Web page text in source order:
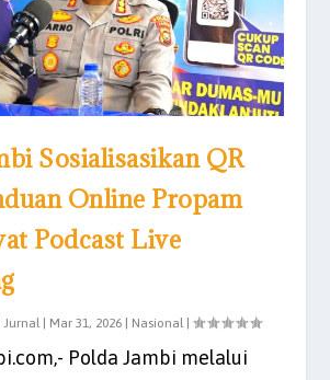
Sosialisasikan QR
Online Propam
Podcast Live
Jurnal Mar 31, 2026 Nasional |
Polda Jambi melalui